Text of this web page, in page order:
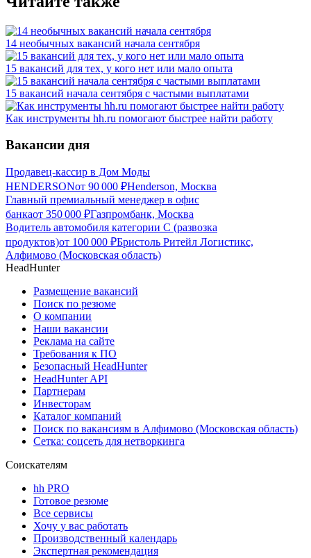
14 необычных вакансий начала сентября
15 вакансий для тех, у кого нет или мало опыта
15 вакансий начала сентября с частыми выплатами
Как инструменты hh.ru помогают быстрее найти работу
Вакансии дня
Продавец-кассир в Дом Моды
HENDERSONот 90 000 ₽Henderson, Москва
Главный премиальный менеджер в офис
банкаот 350 000 ₽Газпромбанк, Москва
Водитель автомобиля категории C (развозка
продуктов)от 100 000 ₽Бристоль Ритейл Логистикс,
Алфимово (Московская область)
HeadHunter
Размещение вакансий
Поиск по резюме
О компании
Наши вакансии
Реклама на сайте
Требования к ПО
Безопасный HeadHunter
HeadHunter API
Партнерам
Инвесторам
Каталог компаний
Поиск по вакансиям в Алфимово (Московская область)
Сетка: соцсеть для нетворкинга
Соискателям
hh PRO
Готовое резюме
Все сервисы
Хочу у вас работать
Производственный календарь
Экспертная рекомендация